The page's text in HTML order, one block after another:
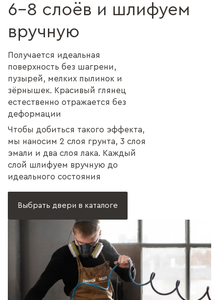
6–8 слоёв и шлифуем
вручную
Получается идеальная
поверхность без шагрени,
пузырей, мелких пылинок и
зёрнышек. Красивый глянец
естественно отражается без
деформации
Чтобы добиться такого эффекта,
мы наносим 2 слоя грунта, 3 слоя
эмали и два слоя лака. Каждый
слой шлифуем вручную до
идеального состояния
Выбрать двери в каталоге